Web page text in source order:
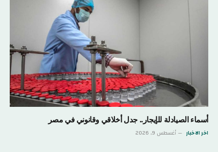
أسماء الصيادلة للإيجار.. جدل أخلاقي وقانوني في مصر
اخر الاخبار أغسطس 9, 2026